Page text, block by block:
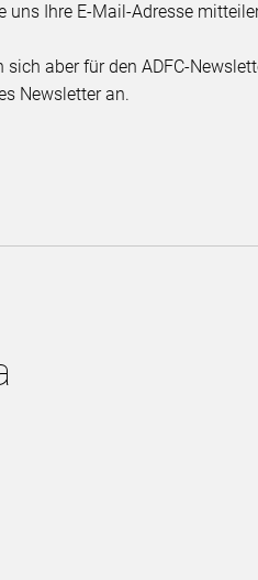
uns Ihre E-Mail-Adresse
aber für den ADFC-
Newsletter an.